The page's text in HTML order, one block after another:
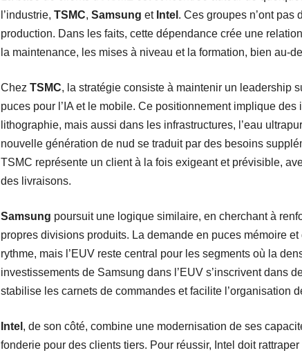
l’industrie, TSMC, Samsung et Intel . Ces groupes n’ont pas
production. Dans les faits, cette dépendance crée une
la maintenance, les mises à niveau et la formation, bien au-
Chez TSMC, la stratégie consiste à maintenir un leadership
puces pour l’IA et le mobile. Ce positionnement implique
lithographie, mais aussi dans les infrastructures, l’eau
nouvelle génération de nud se traduit par des besoins
TSMC représente un client à la fois exigeant et prévisible,
des livraisons.
Samsung poursuit une logique similaire, en cherchant à
propres divisions produits. La demande en puces mémoire
rythme, mais l’EUV reste central pour les segments où la
investissements de Samsung dans l’EUV s’inscrivent dans
stabilise les carnets de commandes et facilite l’organisation
Intel , de son côté, combine une modernisation de ses
fonderie pour des clients tiers. Pour réussir, Intel doit